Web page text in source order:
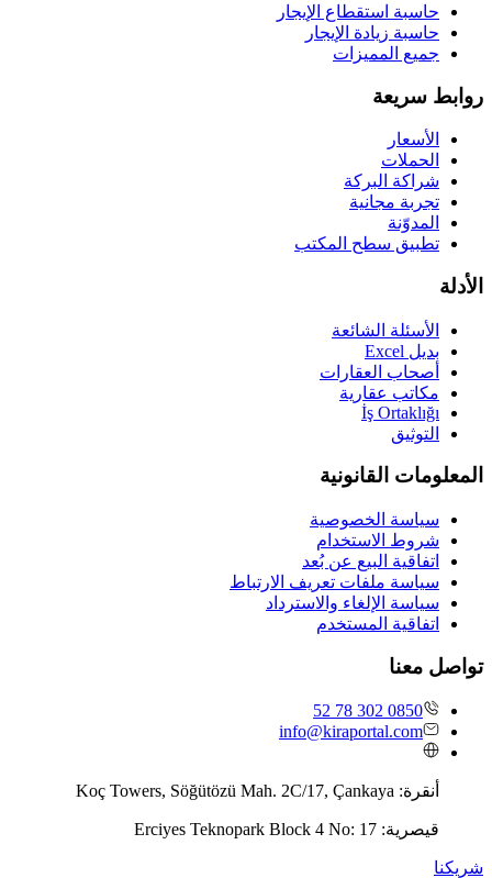
حاسبة استقطاع الإيجار
حاسبة زيادة الإيجار
جميع المميزات
روابط سريعة
الأسعار
الحملات
شراكة البركة
تجربة مجانية
المدوّنة
تطبيق سطح المكتب
الأدلة
الأسئلة الشائعة
بديل Excel
أصحاب العقارات
مكاتب عقارية
İş Ortaklığı
التوثيق
المعلومات القانونية
سياسة الخصوصية
شروط الاستخدام
اتفاقية البيع عن بُعد
سياسة ملفات تعريف الارتباط
سياسة الإلغاء والاسترداد
اتفاقية المستخدم
تواصل معنا
0850 302 78 52
info@kiraportal.com
أنقرة: Koç Towers, Söğütözü Mah. 2C/17, Çankaya
قيصرية: Erciyes Teknopark Block 4 No: 17
شريكنا